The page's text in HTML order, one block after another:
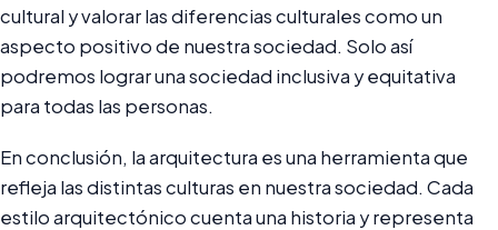
cultural y valorar las diferencias culturales como un
aspecto positivo de nuestra sociedad. Solo así
podremos lograr una sociedad inclusiva y equitativa
para todas las personas.
En conclusión, la arquitectura es una herramienta que
refleja las distintas culturas en nuestra sociedad. Cada
estilo arquitectónico cuenta una historia y representa